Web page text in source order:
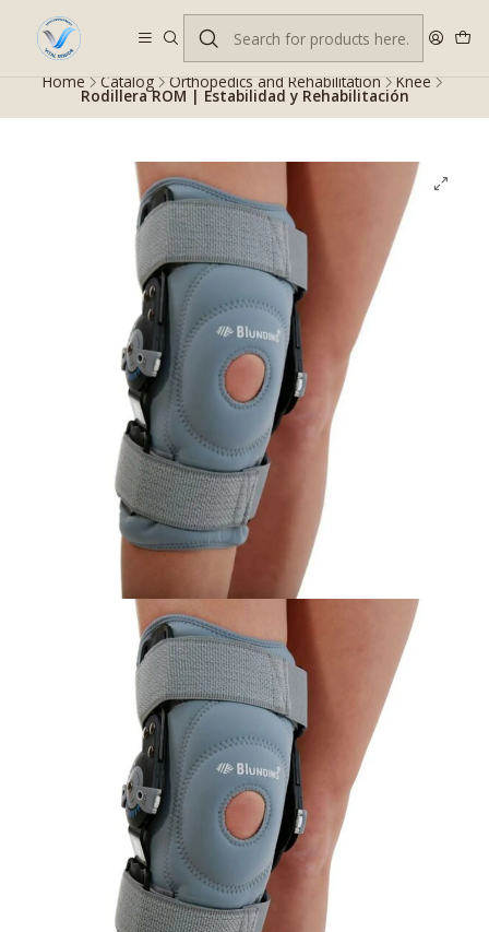
Despacho gratis en RM desde $100.000. Revisa las condiciones.
Home Catalog Orthopedics and Rehabilitation Knee
Rodillera ROM | Estabilidad y Rehabilitación